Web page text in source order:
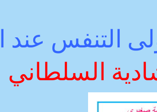
التنفس عند
السلطاني